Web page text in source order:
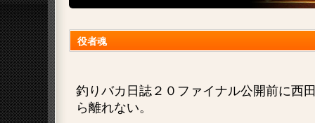
役者魂
釣りバカ日誌２０ファイナル公開前に西
ら離れない。